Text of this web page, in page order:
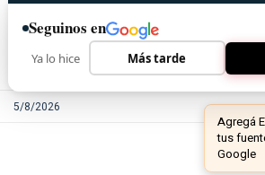
5/8/2026
Seguinos en
Ya lo hice Más tarde